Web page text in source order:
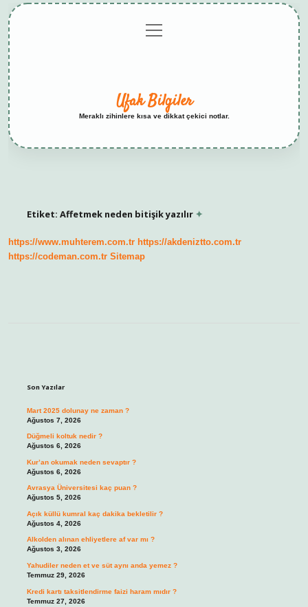
menüyü
aç
Ufak Bilgiler
Meraklı zihinlere kısa ve dikkat çekici notlar.
Etiket: Affetmek neden bitişik yazılır
https://www.muhterem.com.tr https://akdeniztto.com.tr
https://codeman.com.tr Sitemap
Son Yazılar
Mart 2025 dolunay ne zaman ?
Ağustos 7, 2026
Düğmeli koltuk nedir ?
Ağustos 6, 2026
Kur’an okumak neden sevaptır ?
Ağustos 6, 2026
Avrasya Üniversitesi kaç puan ?
Ağustos 5, 2026
Açık küllü kumral kaç dakika bekletilir ?
Ağustos 4, 2026
Alkolden alınan ehliyetlere af var mı ?
Ağustos 3, 2026
Yahudiler neden et ve süt aynı anda yemez ?
Temmuz 29, 2026
Kredi kartı taksitlendirme faizi haram mıdır ?
Temmuz 27, 2026